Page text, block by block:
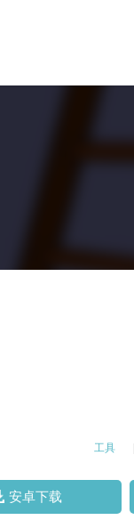
工具
安卓下载